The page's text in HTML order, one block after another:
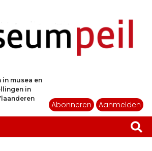
in musea en
in
Abonneren Aanmelden